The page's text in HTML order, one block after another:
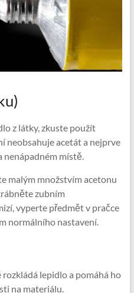
z látky, zkuste použít
neobsahuje acetát a nejprve
nenápadném místě.
malým množstvím acetonu
zubním
vyperte předmět v pračce
normálního nastavení.
lepidlo a pomáhá ho
na materiálu.